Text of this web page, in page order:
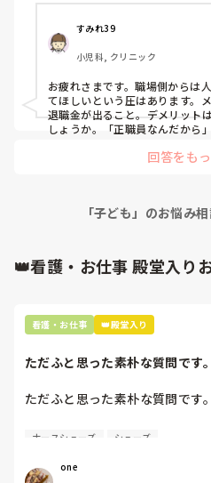
・そもそも正社員にあげても
・こんな場所だと働きやすかった
などあれば教えていただきたい
すみれ39
小児科, クリニック
お疲れさまです。職場側からは
てほしいという圧はあります。
退職金が出ること。デメリット
しょうか。「正職員なんだから
回答をも
「子ども」のお悩み
👑看護・お仕事 殿堂入り
看護・お仕事 👑殿堂入り
ただふと思った素朴な質問です
ただふと思った素朴な質問です。
自費購入するナースシューズ(
ナースシューズ シューズ
one